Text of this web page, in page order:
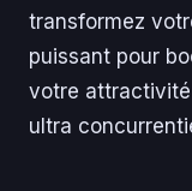
transformez
puissant pour
votre
ultra